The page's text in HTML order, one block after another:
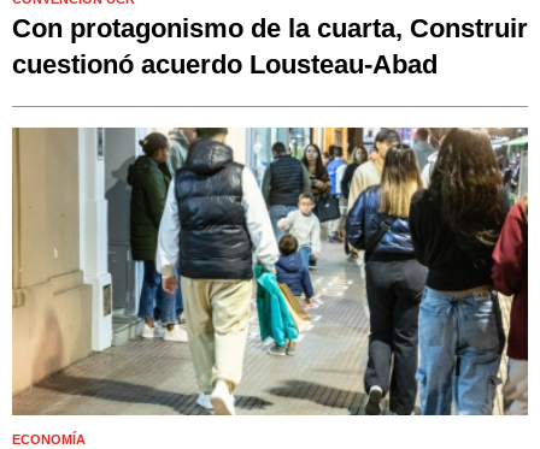
Con protagonismo de la cuarta, Construir
cuestionó acuerdo Lousteau-Abad
ECONOMÍA